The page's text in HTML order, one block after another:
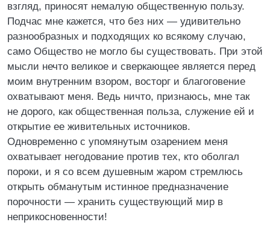
взгляд, приносят немалую общественную пользу.
Подчас мне кажется, что без них — удивительно
разнообразных и подходящих ко всякому случаю,
само Общество не могло бы существовать. При этой
мысли нечто великое и сверкающее является перед
моим внутренним взором, восторг и благоговение
охватывают меня. Ведь ничто, признаюсь, мне так
не дорого, как общественная польза, служение ей и
открытие ее живительных источников.
Одновременно с упомянутым озарением меня
охватывает негодование против тех, кто оболгал
пороки, и я со всем душевным жаром стремлюсь
открыть обманутым истинное предназначение
порочности — хранить существующий мир в
неприкосновенности!